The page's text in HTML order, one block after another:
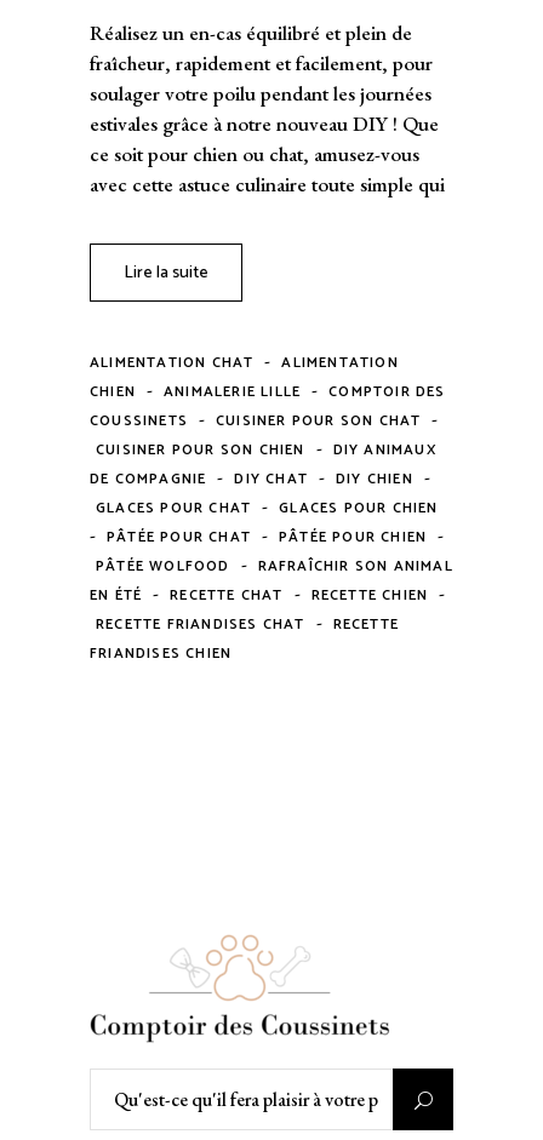
Réalisez un en-cas équilibré et plein de
fraîcheur, rapidement et facilement, pour
soulager votre poilu pendant les journées
estivales grâce à notre nouveau DIY ! Que
ce soit pour chien ou chat, amusez-vous
avec cette astuce culinaire toute simple qui
Lire la suite
ALIMENTATION CHAT - ALIMENTATION
CHIEN - ANIMALERIE LILLE - COMPTOIR DES
COUSSINETS - CUISINER POUR SON CHAT -
CUISINER POUR SON CHIEN - DIY ANIMAUX
DE COMPAGNIE - DIY CHAT - DIY CHIEN -
GLACES POUR CHAT - GLACES POUR CHIEN
- PÂTÉE POUR CHAT - PÂTÉE POUR CHIEN -
PÂTÉE WOLFOOD - RAFRAÎCHIR SON ANIMAL
EN ÉTÉ - RECETTE CHAT - RECETTE CHIEN -
RECETTE FRIANDISES CHAT - RECETTE
FRIANDISES CHIEN